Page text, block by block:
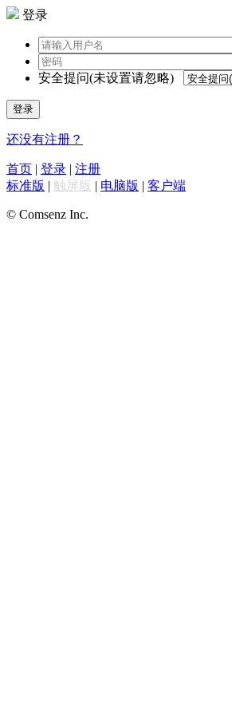
登录
安全提问(未设置请忽略)
登录
还没有注册？
首页 | 登录 | 注册
标准版 | 触屏版 | 电脑版 | 客户端
© Comsenz Inc.